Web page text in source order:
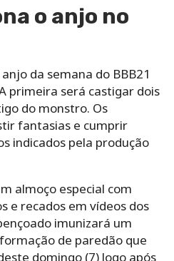
o anjo no
da semana do BBB21
primeira será castigar dois
do monstro. Os
fantasias e cumprir
indicados pela produção
almoço especial com
e recados em vídeos dos
imunizará um
de paredão que
domingo (7) logo após